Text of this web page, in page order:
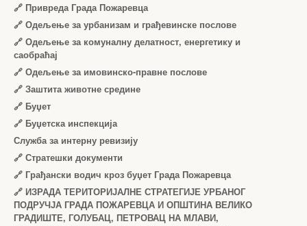
🔗 Привреда Града Пожаревца
🔗 Одељење за урбанизам и грађевинске послове
🔗 Одељење за комуналну делатност, енергетику и
саобраћај
🔗 Одељење за имовинско-правне послове
🔗 Заштита животне средине
🔗 Буџет
🔗 Буџетска инспекција
Служба за интерну ревизију
🔗 Стратешки документи
🔗 Грађански водич кроз буџет Града Пожаревца
🔗 ИЗРАДА ТЕРИТОРИЈАЛНЕ СТРАТЕГИЈЕ УРБАНОГ
ПОДРУЧЈА ГРАДА ПОЖАРЕВЦА И ОПШТИНА ВЕЛИКО
ГРАДИШТЕ, ГОЛУБАЦ, ПЕТРОВАЦ НА МЛАВИ,